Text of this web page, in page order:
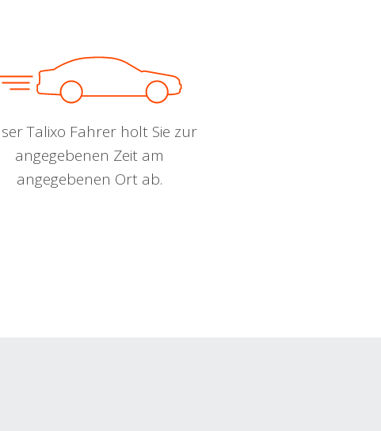
Talixo Fahrer holt Sie zur
angegebenen Zeit am
angegebenen Ort ab.